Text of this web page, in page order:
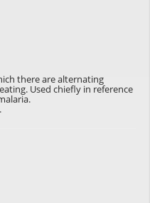
there are alternating
Used chiefly in reference